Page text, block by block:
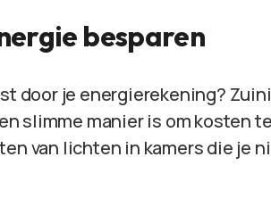
besparen
door je energierekening?
slimme manier is om kosten
van lichten in kamers die je